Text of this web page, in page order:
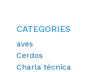
CATEGORIES
aves
Cerdos
Charla técnica